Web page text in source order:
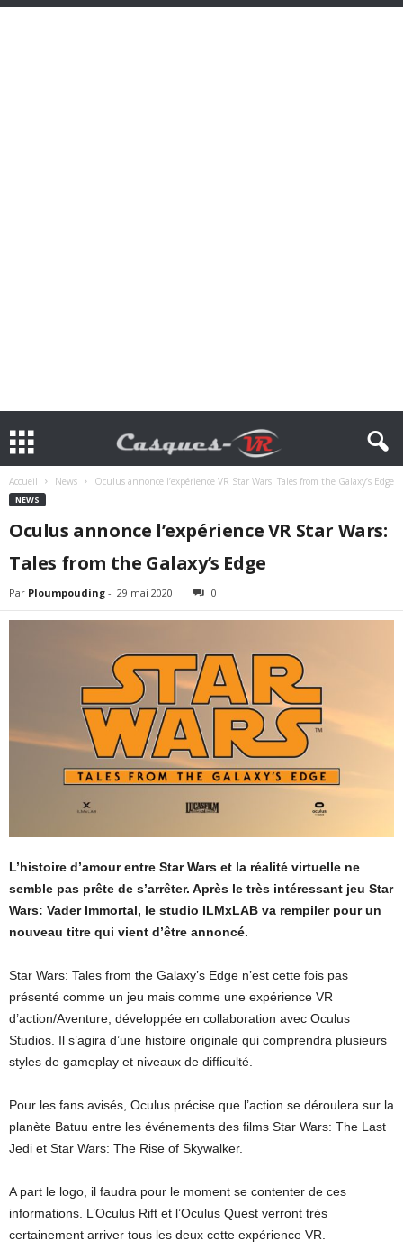
Accueil News Oculus annonce l’expérience VR Star Wars: Tales from the Galaxy’s Edge
NEWS
Oculus annonce l’expérience VR Star Wars:
Tales from the Galaxy’s Edge
Par Ploumpouding - 29 mai 2020 0
L’histoire d’amour entre Star Wars et la réalité virtuelle ne
semble pas prête de s’arrêter. Après le très intéressant jeu Star
Wars: Vader Immortal, le studio ILMxLAB va rempiler pour un
nouveau titre qui vient d’être annoncé.
Star Wars: Tales from the Galaxy’s Edge n’est cette fois pas
présenté comme un jeu mais comme une expérience VR
d’action/Aventure, développée en collaboration avec Oculus
Studios. Il s’agira d’une histoire originale qui comprendra plusieurs
styles de gameplay et niveaux de difficulté.
Pour les fans avisés, Oculus précise que l’action se déroulera sur la
planète Batuu entre les événements des films Star Wars: The Last
Jedi et Star Wars: The Rise of Skywalker.
A part le logo, il faudra pour le moment se contenter de ces
informations. L’Oculus Rift et l’Oculus Quest verront très
certainement arriver tous les deux cette expérience VR.